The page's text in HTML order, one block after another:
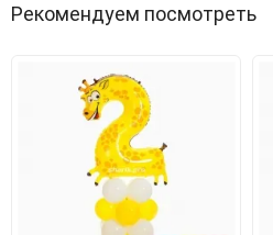
Рекомендуем посмотреть